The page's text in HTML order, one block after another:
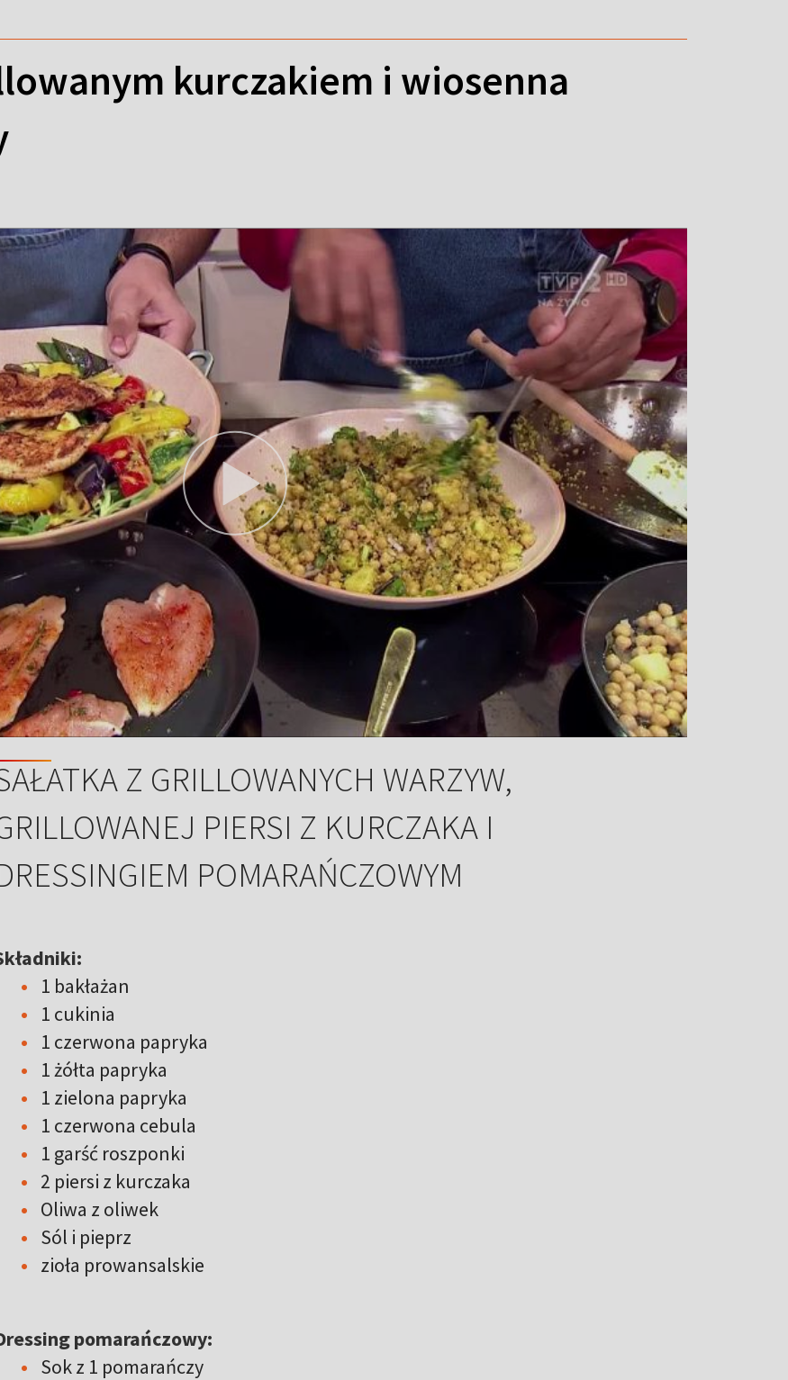
kurczakiem i wiosenna
Z GRILLOWANYCH WARZYW,
PIERSI Z KURCZAKA I
POMARAŃCZOWYM
1 bakłażan
1 cukinia
1 czerwona papryka
1 żółta papryka
1 zielona papryka
1 czerwona cebula
1 garść roszponki
2 piersi z kurczaka
Oliwa z oliwek
Sól i pieprz
zioła prowansalskie
pomarańczowy:
Sok z 1 pomarańczy